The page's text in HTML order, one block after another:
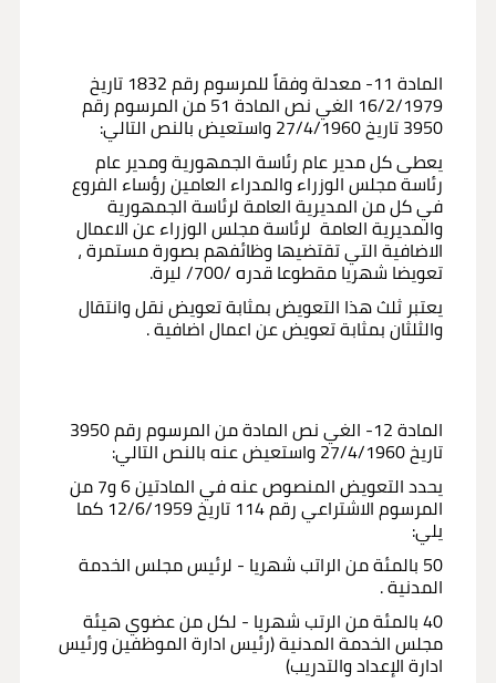
المادة 11- معدلة وفقاً للمرسوم رقم 1832 تاريخ
16/2/1979 الغي نص المادة 51 من المرسوم رقم
3950 تاريخ 27/4/1960 واستعيض بالنص التالي:
يعطى كل مدير عام رئاسة الجمهورية ومدير عام
رئاسة مجلس الوزراء والمدراء العامين رؤساء الفروع
في كل من المديرية العامة لرئاسة الجمهورية
والمديرية العامة لرئاسة مجلس الوزراء عن الاعمال
الاضافية التي تقتضيها وظائفهم بصورة مستمرة ،
تعويضا شهريا مقطوعا قدره /700/ ليرة.
يعتبر ثلث هذا التعويض بمثابة تعويض نقل وانتقال
والثلثان بمثابة تعويض عن اعمال اضافية .
المادة 12- الغي نص المادة من المرسوم رقم 3950
تاريخ 27/4/1960 واستعيض عنه بالنص التالي:
يحدد التعويض المنصوص عنه في المادتين 6 و7 من
المرسوم الاشتراعي رقم 114 تاريخ 12/6/1959 كما
يلي:
50 بالمئة من الراتب شهريا - لرئيس مجلس الخدمة
المدنية .
40 بالمئة من الرتب شهريا - لكل من عضوي هيئة
مجلس الخدمة المدنية (رئيس ادارة الموظفين ورئيس
ادارة الإعداد والتدريب)